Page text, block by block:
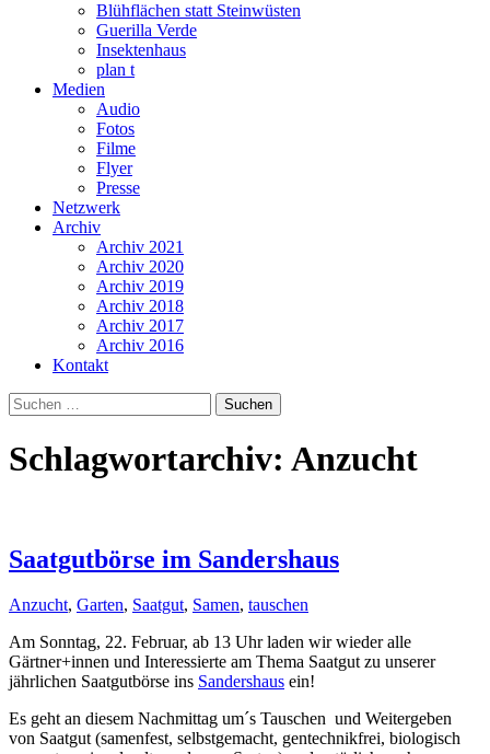
Blühflächen statt Steinwüsten
Guerilla Verde
Insektenhaus
plan t
Medien
Audio
Fotos
Filme
Flyer
Presse
Netzwerk
Archiv
Archiv 2021
Archiv 2020
Archiv 2019
Archiv 2018
Archiv 2017
Archiv 2016
Kontakt
Suchen
nach:
Schlagwortarchiv: Anzucht
Saatgutbörse im Sandershaus
Anzucht, Garten, Saatgut, Samen, tauschen
Am Sonntag, 22. Februar, ab 13 Uhr laden wir wieder alle
Gärtner+innen und Interessierte am Thema Saatgut zu unserer
jährlichen Saatgutbörse ins Sandershaus ein!
Es geht an diesem Nachmittag um´s Tauschen und Weitergeben
von Saatgut (samenfest, selbstgemacht, gentechnikfrei, biologisch